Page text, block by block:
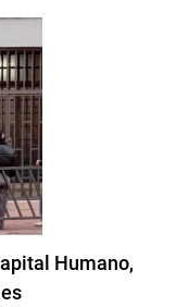
Humano,